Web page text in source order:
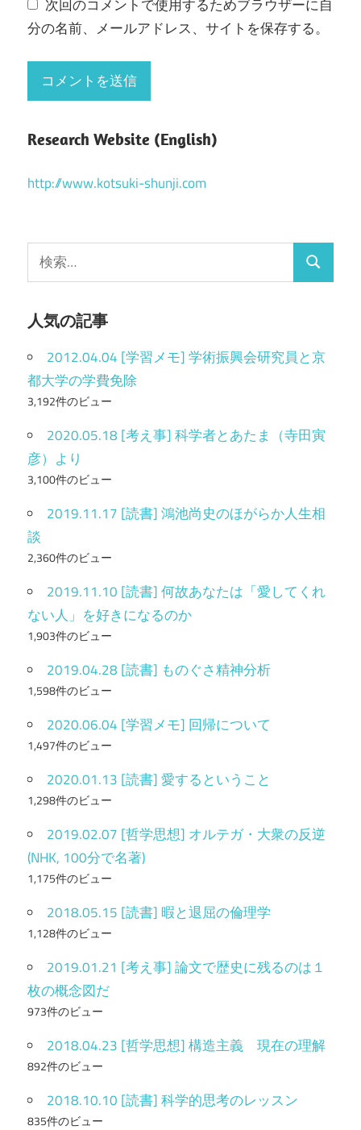
次回のコメントで使用するためブラウザーに自
分の名前、メールアドレス、サイトを保存する。
Research Website (English)
http://www.kotsuki-shunji.com
検
索
検
人気の記事
2012.04.04 [学習メモ] 学術振興会研究員と京
都大学の学費免除
3,192件のビュー
2020.05.18 [考え事] 科学者とあたま（寺田寅
彦）より
3,100件のビュー
2019.11.17 [読書] 鴻池尚史のほがらか人生相
談
2,360件のビュー
2019.11.10 [読書] 何故あなたは「愛してくれ
ない人」を好きになるのか
1,903件のビュー
2019.04.28 [読書] ものぐさ精神分析
1,598件のビュー
2020.06.04 [学習メモ] 回帰について
1,497件のビュー
2020.01.13 [読書] 愛するということ
1,298件のビュー
2019.02.07 [哲学思想] オルテガ・大衆の反逆
(NHK, 100分で名著)
1,175件のビュー
2018.05.15 [読書] 暇と退屈の倫理学
1,128件のビュー
2019.01.21 [考え事] 論文で歴史に残るのは１
枚の概念図だ
973件のビュー
2018.04.23 [哲学思想] 構造主義 現在の理解
892件のビュー
2018.10.10 [読書] 科学的思考のレッスン
835件のビュー